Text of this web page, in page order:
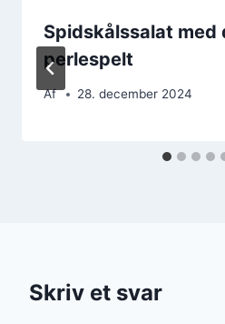
Spidskålssalat med
perlespelt
Af 28. december 2024
Skriv et svar